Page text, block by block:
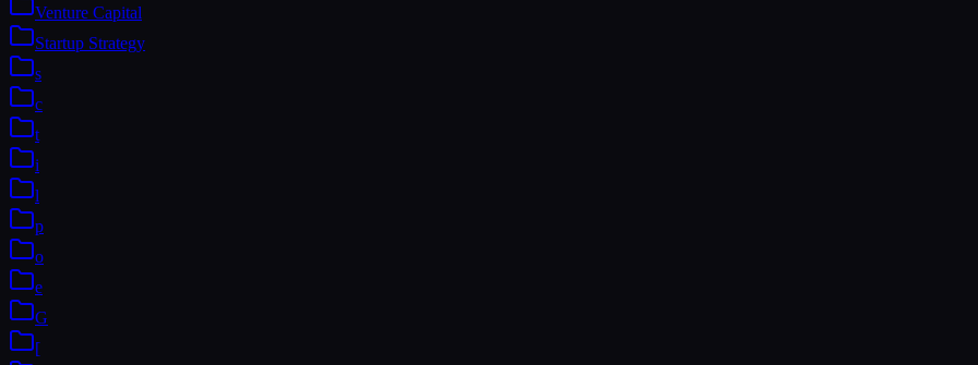
Venture Capital
Startup Strategy
s
c
t
i
l
p
o
e
G
[